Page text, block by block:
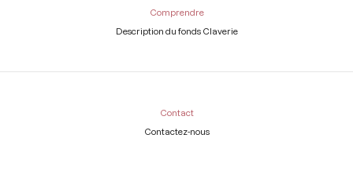
Comprendre
Description du fonds Claverie
Contact
Contactez-nous